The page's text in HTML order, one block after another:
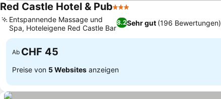
Red Castle Hotel & Pub3 Sterne
8.2Sehr gut (196 Bewertungen)
Entspannende Massage und
Spa, Hoteleigene Red Castle Bar
Ab CHF 45
Preise von 5 Websites anzeigen